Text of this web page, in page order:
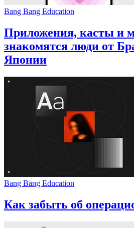
Bang Bang Education
Приложения, касты и
знакомятся люди от
Японии
Bang Bang Education
Как забыть об